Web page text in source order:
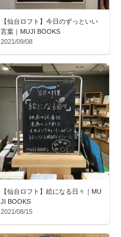
【仙台ロフト】今日のずっといい
言葉｜MUJI BOOKS
2021/09/08
【仙台ロフト】絵になる日々｜MU
JI BOOKS
2021/08/15